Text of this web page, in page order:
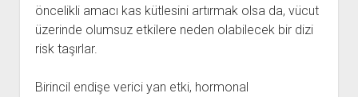
öncelikli amacı kas kütlesini artırmak olsa da, vücut
üzerinde olumsuz etkilere neden olabilecek bir dizi
risk taşırlar.
Birincil endişe verici yan etki, hormonal